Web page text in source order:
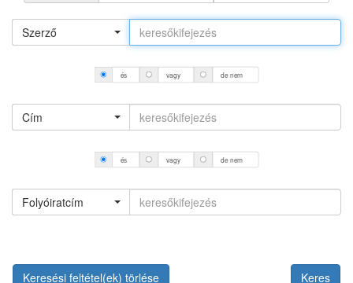
Szerző
és vagy de nem
Cím
és vagy de nem
Folyóiratcím
Keresési feltétel(ek) törlése